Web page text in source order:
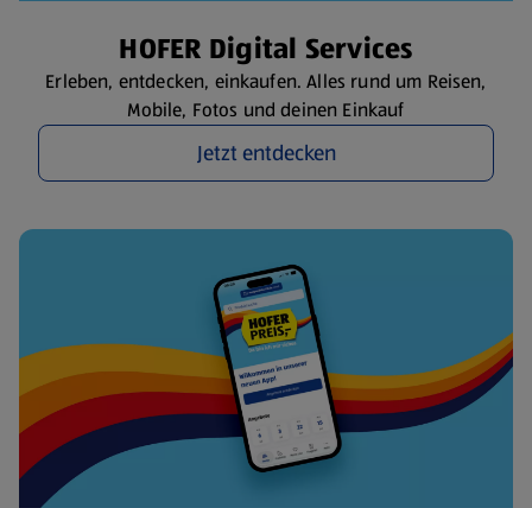
HOFER Digital Services
Erleben, entdecken, einkaufen. Alles rund um Reisen,
Mobile, Fotos und deinen Einkauf
Jetzt entdecken